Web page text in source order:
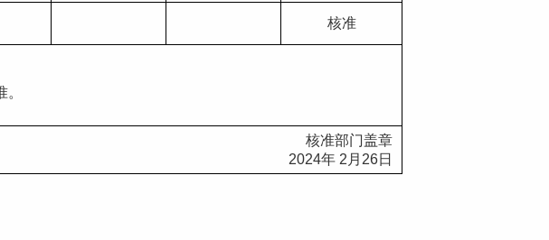
核准
核准部门盖章
2024年 2 月 26日